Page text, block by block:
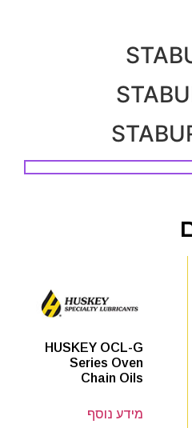
HUSKEY OCL-G
Series Oven
Chain Oils
מידע נוסף